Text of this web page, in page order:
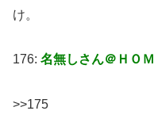
け。
176: 名無しさん＠ＨＯ
>>175